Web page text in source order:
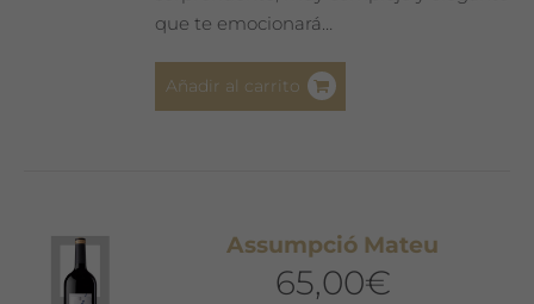
que te emocionará…
Añadir al carrito
Assumpció Mateu
65,00€